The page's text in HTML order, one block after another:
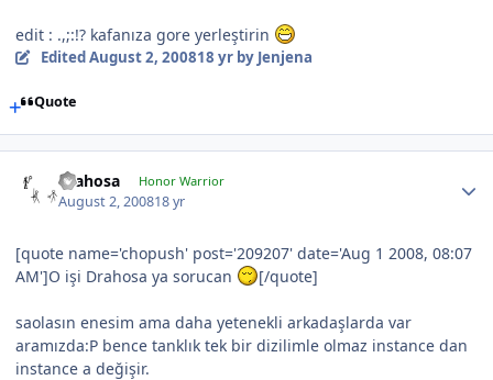
edit : .,;:!? kafanıza gore yerleştirin
EditedAugust 2, 200818 yrby Jenjena
Quote
drahosa Honor Warrior
August 2, 200818 yr
[quote name='chopush' post='209207' date='Aug 1 2008, 08:07
AM']O işi Drahosa ya sorucan
[/quote]
saolasın enesim ama daha yetenekli arkadaşlarda var
aramızda:P bence tanklık tek bir dizilimle olmaz instance dan
instance a değişir.